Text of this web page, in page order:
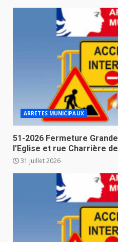
ARRETES MUNICIPAUX
51-2026 Fermeture
l’Eglise et rue Charrière
31 juillet 2026